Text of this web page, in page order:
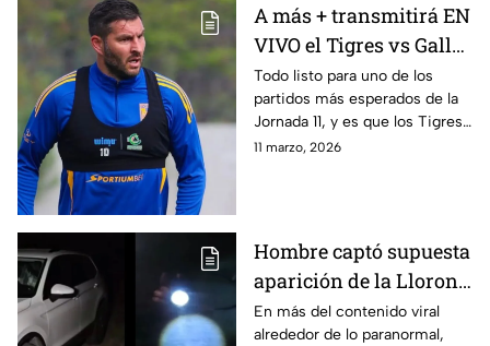
A más + transmitirá EN
VIVO el Tigres vs Gallos
de Querétaro, partido
de la jornada 11 del
Clausura 2026
Todo listo para uno de los
partidos más esperados de la
Jornada 11, y es que los Tigres
se medirán ante los Gallos
11 marzo, 2026
Hombre captó supuesta
aparición de la Llorona
en su camioneta: VIDEO
En más del contenido viral
alrededor de lo paranormal,